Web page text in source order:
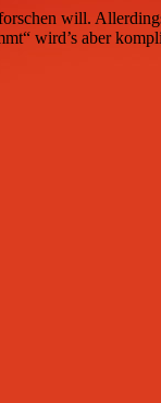
will.
wird’s aber